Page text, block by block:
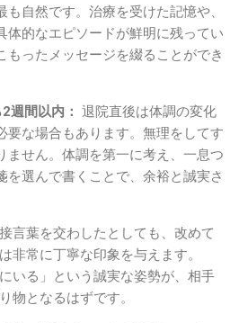
も自然です。治療を受けた記憶や、
体的なエピソードが鮮明に残ってい
もったメッセージを綴ることができ
週間以内： 退院直後は体調の変化
要な場合もあります。無理をしてす
ません。体調を第一に考え、一息つ
を選んで書くことで、余裕と誠実さ
言葉を交わしたとしても、改めて
非常に丁寧な印象を与えます。
いる」という誠実な姿勢が、相手
物となるはずです。